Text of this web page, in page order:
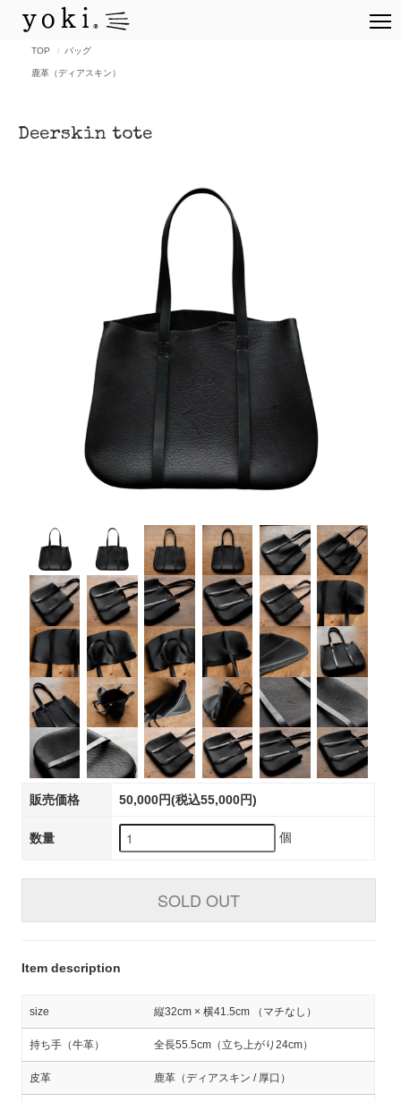
TOP バッグ
鹿革（ディアスキン）
Deerskin tote
販売価格 50,000円(税込55,000円)
数量 個
SOLD OUT
Item description
size 縦32cm × 横41.5cm （マチなし）
持ち手（牛革） 全長55.5cm（立ち上がり24cm）
皮革 鹿革（ディアスキン / 厚口）